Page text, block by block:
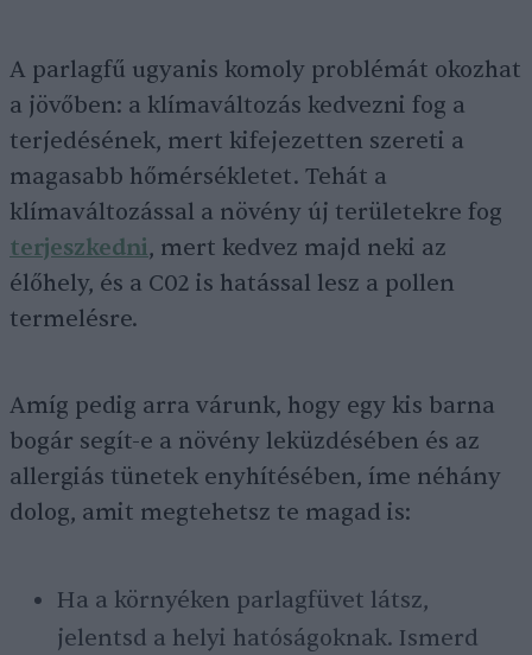
A parlagfű ugyanis komoly problémát okozhat
a jövőben: a klímaváltozás kedvezni fog a
terjedésének, mert kifejezetten szereti a
magasabb hőmérsékletet. Tehát a
klímaváltozással a növény új területekre fog
terjeszkedni, mert kedvez majd neki az
élőhely, és a C02 is hatással lesz a pollen
termelésre.
Amíg pedig arra várunk, hogy egy kis barna
bogár segít-e a növény leküzdésében és az
allergiás tünetek enyhítésében, íme néhány
dolog, amit megtehetsz te magad is:
Ha a környéken parlagfüvet látsz,
jelentsd a helyi hatóságoknak. Ismerd